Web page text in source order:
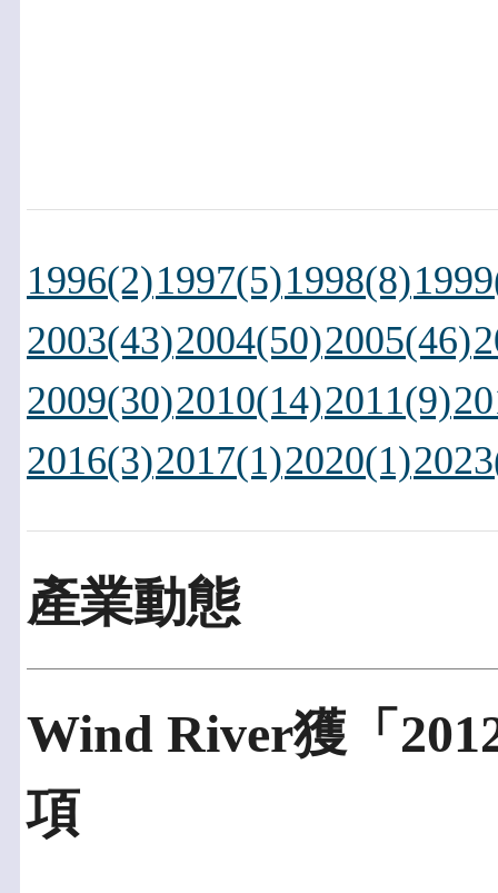
1996(2)1997(5)1998(8)
2003(43)2004(50)2005(46)
2009(30)2010(14)2011(9)
2016(3)2017(1)2020(1)
產業動態
Wind River獲「
項